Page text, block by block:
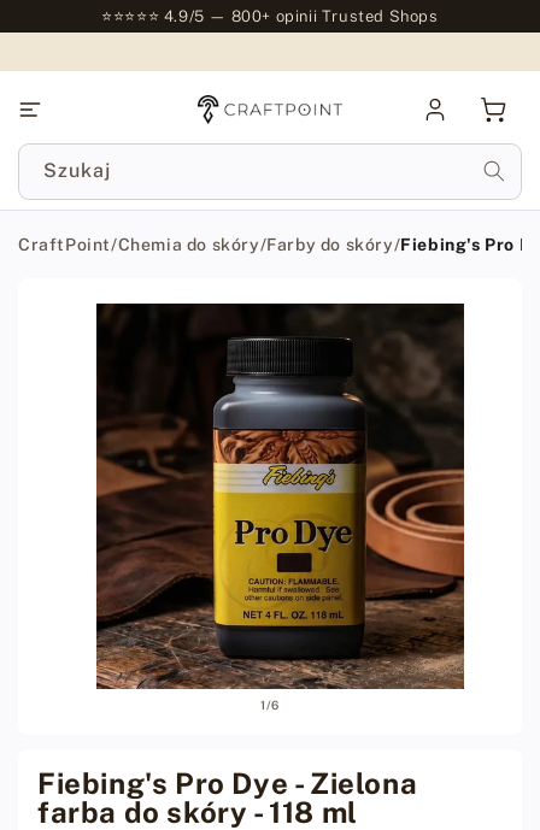
⭐⭐⭐⭐⭐ 4.9/5 — 800+ opinii Trusted Shops
się
Szukaj
CraftPoint/Chemia do skóry/Farby do skóry/Fiebing's Pro
informacji
oknie
modalnym
1/z6
Fiebing's Pro Dye - Zielona
farba do skóry - 118 ml